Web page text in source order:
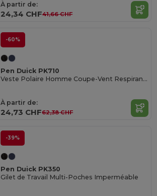
À partir de:
24,34 CHF41,66 CHF
-60%
Pen Duick PK710
Veste Polaire Homme Coupe-Vent Respirante Imperméable
À partir de:
24,73 CHF62,38 CHF
-39%
Pen Duick PK350
Gilet de Travail Multi-Poches Imperméable